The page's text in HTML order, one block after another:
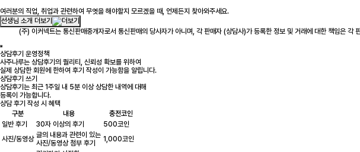
여러분의 직업, 취업과 관련하여 무엇을 해야할지 모르겠을 때, 언제든지 찾아와주세요.
선생님 소개 더보기
(주) 이커넥트는 통신판매중개자로서 통신판매의 당사자가 아니며, 각 판매자 (상담사)가 등록한 정보 및 거래에 대한 책임은 각
상담후기 운영정책
사주나루는 상담후기의 퀄리티, 신뢰성 확보를 위하여
실제 상담한 회원에 한하여 후기 작성이 가능함을 알립니다.
상담후기 쓰기
상담후기는 최근 1주일 내 5분 이상 상담한 내역에 대해
등록이 가능합니다.
상담 후기 작성 시 혜택
구분
내용
충전코인
일반 후기
30자 이상의 후기
500코인
사진/동영상 글의 내용과 관련이 있는
사진/동영상 첨부 후기
1,000코인